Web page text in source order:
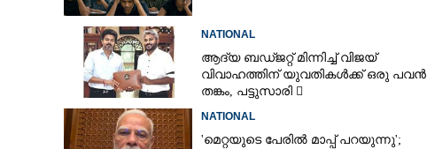
NATIONAL
ആദ്യ ബഡ്ജറ്റ് മിന്നിച്ച് വിജയ്
വിവാഹത്തിന് യുവതികൾക്ക് ഒരു പവൻ
തങ്കം, പട്ടുസാരി 
സൈക്കിൾ
NATIONAL
'മെറ്റയുടെ പേരിൽ മാപ്പ് പറയുന്നു';